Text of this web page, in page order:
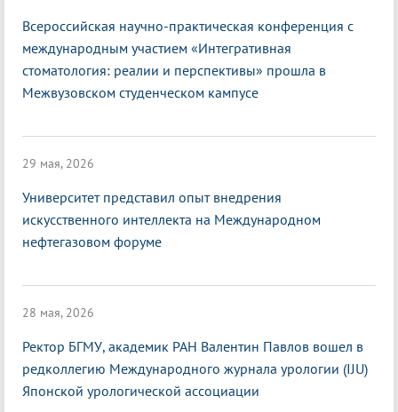
Всероссийская научно-практическая конференция с
международным участием «Интегративная
стоматология: реалии и перспективы» прошла в
Межвузовском студенческом кампусе
29 мая, 2026
Университет представил опыт внедрения
искусственного интеллекта на Международном
нефтегазовом форуме
28 мая, 2026
Ректор БГМУ, академик РАН Валентин Павлов вошел в
редколлегию Международного журнала урологии (IJU)
Японской урологической ассоциации